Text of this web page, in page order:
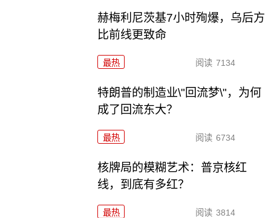
赫梅利尼茨基7小时殉爆，乌后方
比前线更致命
最热 阅读 7134
特朗普的制造业\"回流梦\"，为何
成了回流东大？
最热 阅读 6734
核牌局的模糊艺术：普京核红
线，到底有多红？
最热 阅读 3814